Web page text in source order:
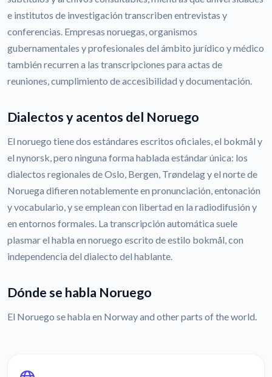
e institutos de investigación transcriben entrevistas y
conferencias. Empresas noruegas, organismos
gubernamentales y profesionales del ámbito jurídico y médico
también recurren a las transcripciones para actas de
reuniones, cumplimiento de accesibilidad y documentación.
Dialectos y acentos del Noruego
El noruego tiene dos estándares escritos oficiales, el bokmål y
el nynorsk, pero ninguna forma hablada estándar única: los
dialectos regionales de Oslo, Bergen, Trøndelag y el norte de
Noruega difieren notablemente en pronunciación, entonación
y vocabulario, y se emplean con libertad en la radiodifusión y
en entornos formales. La transcripción automática suele
plasmar el habla en noruego escrito de estilo bokmål, con
independencia del dialecto del hablante.
Dónde se habla Noruego
El Noruego se habla en Norway and other parts of the world.